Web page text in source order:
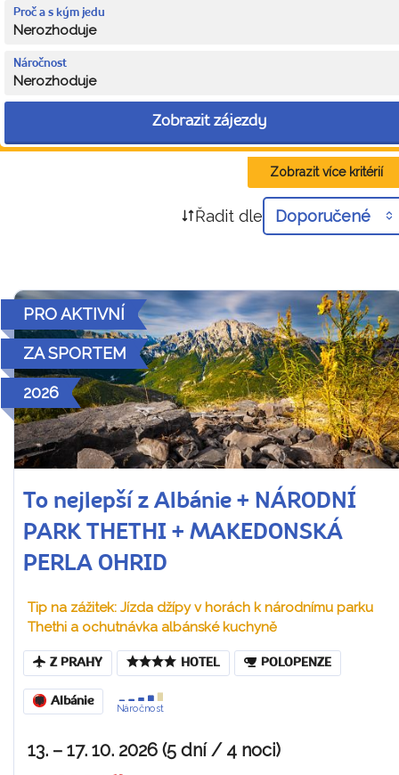
Proč a s kým jedu
Nerozhoduje
Náročnost
Nerozhoduje
Zobrazit zájezdy
Zobrazit více kritérií
Řadit dle Doporučené
PRO AKTIVNÍ
ZA SPORTEM
2026
To nejlepší z Albánie + NÁRODNÍ
PARK THETHI + MAKEDONSKÁ
PERLA OHRID
Tip na zážitek: Jízda džípy v horách k národnímu parku
Thethi a ochutnávka albánské kuchyně
Z PRAHY HOTEL POLOPENZE
Albánie
Náročnost
13. – 17. 10. 2026 (5 dní / 4 noci)